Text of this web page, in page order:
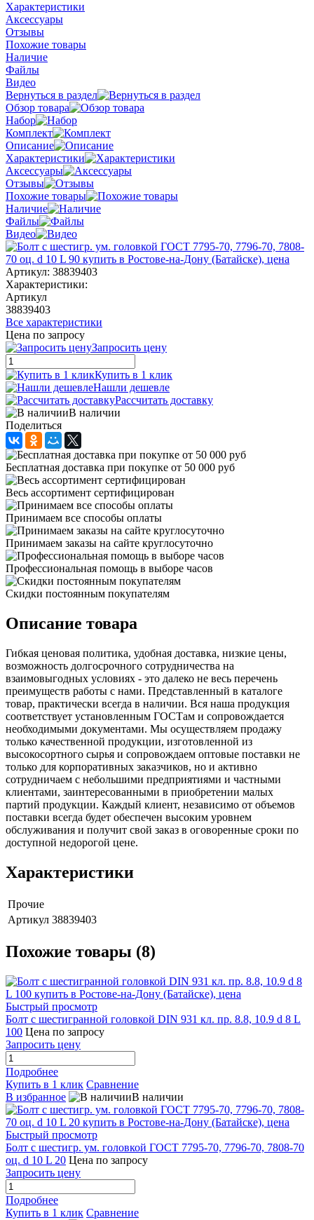
Характеристики
Аксессуары
Отзывы
Похожие товары
Наличие
Файлы
Видео
Вернуться в раздел
Обзор товара
Набор
Комплект
Описание
Характеристики
Аксессуары
Отзывы
Похожие товары
Наличие
Файлы
Видео
Артикул: 38839403
Характеристики:
Артикул
38839403
Все характеристики
Цена по запросу
Запросить цену
Купить в 1 клик
Нашли дешевле
Рассчитать доставку
В наличии
Поделиться
Бесплатная доставка при покупке от 50 000 руб
Весь ассортимент сертифицирован
Принимаем все способы оплаты
Принимаем заказы на сайте круглосуточно
Профессиональная помощь в выборе часов
Скидки постоянным покупателям
Описание товара
Гибкая ценовая политика, удобная доставка, низкие цены,
возможность долгосрочного сотрудничества на
взаимовыгодных условиях - это далеко не весь перечень
преимуществ работы с нами. Представленный в каталоге
товар, практически всегда в наличии. Вся наша продукция
соответствует установленным ГОСТам и сопровождается
необходимыми документами. Мы осуществляем продажу
только качественной продукции, изготовленной из
высокосортного сырья и сопровождаем оптовые поставки не
только для корпоративных заказчиков, но и активно
сотрудничаем с небольшими предприятиями и частными
клиентами, заинтересованными в приобретении малых
партий продукции. Каждый клиент, независимо от объемов
поставки всегда будет обеспечен высоким уровнем
обслуживания и получит свой заказ в оговоренные сроки по
доступной недорогой цене.
Характеристики
Прочие
Артикул 38839403
Похожие товары (8)
Быстрый просмотр
Болт с шестигранной головкой DIN 931 кл. пр. 8.8, 10.9 d 8 L
100 Цена по запросу
Запросить цену
Подробнее
Купить в 1 клик Сравнение
В избранное
В наличии
Быстрый просмотр
Болт с шестигр. ум. головкой ГОСТ 7795-70, 7796-70, 7808-70
оц. d 10 L 20 Цена по запросу
Запросить цену
Подробнее
Купить в 1 клик Сравнение